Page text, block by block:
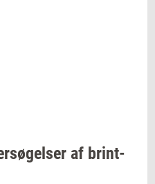
af brin­t­